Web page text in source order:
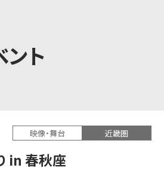
ント
映像・舞台 近畿圏
in 春秋座